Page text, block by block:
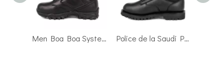
Men Boa Boa System Boa Boots militaires 4288 Police de la Saudi Police des hommes confortables Bottes tactiques militaires 4293